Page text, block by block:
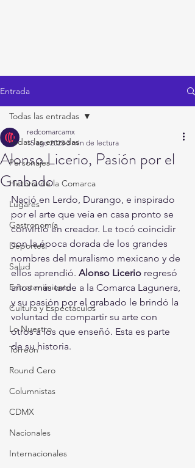
Entrada
Todas las entradas
Personajes
Historia de la Comarca
Lugares
Gastronomía
Deportes
Salud
Entretenimiento
Cultura y Espectáculos
Lo Nuestro
Torreón
Round Cero
Columnistas
CDMX
Nacionales
Internacionales
Todas las entradas
Alonso Licerio, Pasión por el
Grabado
redcomarcamx
15 ago 2025 3 min de lectura
Nació en Lerdo, Durango, e inspirado
por el arte que veía en casa pronto se
convirtió en creador. Le tocó coincidir
con la época dorada de los grandes
nombres del muralismo mexicano y de
ellos aprendió. Alonso Licerio regresó
años más tarde a la Comarca Lagunera,
y su pasión por el grabado le brindó la
voluntad de compartir su arte con
otros a los que enseñó. Esta es parte
de su historia.